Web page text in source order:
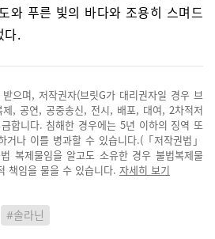
와 푸른 빛의 바다와 조용히 스며드
다.
으며, 저작권자(브릿G가 대리권자일 경우 브
, 공연, 공중송신, 전시, 배포, 대여, 2차적저
합니다. 침해한 경우에는 5년 이하의 징역 또
나 이를 병과할 수 있습니다.(「저작권법」
복제물임을 알고도 소유한 경우 불법복제물
책임을 물을 수 있습니다. 자세히 보기
#솔라닌